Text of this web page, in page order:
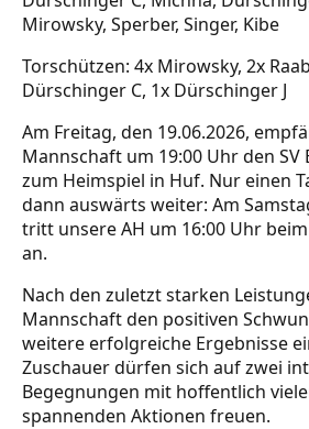
Mirowsky, Sperber, Singer, Kibe
Torschützen: 4x Mirowsky, 2x
Dürschinger C, 1x Dürschinger J
Am Freitag, den 19.06.2026,
Mannschaft um 19:00 Uhr den
zum Heimspiel in Huf. Nur einen
dann auswärts weiter: Am
tritt unsere AH um 16:00 Uhr beim
an.
Nach den zuletzt starken
Mannschaft den positiven
weitere erfolgreiche Ergebnisse
Zuschauer dürfen sich auf zwei
Begegnungen mit hoffentlich
spannenden Aktionen freuen.